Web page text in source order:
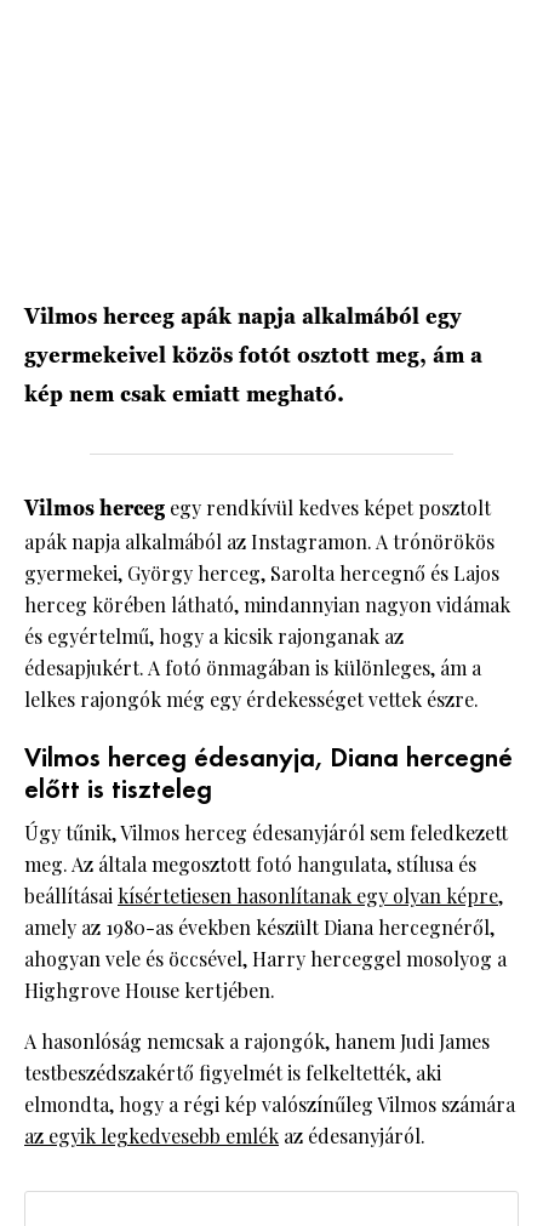
Vilmos herceg apák napja alkalmából egy
gyermekeivel közös fotót osztott meg, ám a
kép nem csak emiatt megható.
Vilmos herceg egy rendkívül kedves képet posztolt
apák napja alkalmából az Instagramon. A trónörökös
gyermekei, György herceg, Sarolta hercegnő és Lajos
herceg körében látható, mindannyian nagyon vidámak
és egyértelmű, hogy a kicsik rajonganak az
édesapjukért. A fotó önmagában is különleges, ám a
lelkes rajongók még egy érdekességet vettek észre.
Vilmos herceg édesanyja, Diana hercegné
előtt is tiszteleg
Úgy tűnik, Vilmos herceg édesanyjáról sem feledkezett
meg. Az általa megosztott fotó hangulata, stílusa és
beállításai kísértetiesen hasonlítanak egy olyan képre,
amely az 1980-as években készült Diana hercegnéről,
ahogyan vele és öccsével, Harry herceggel mosolyog a
Highgrove House kertjében.
A hasonlóság nemcsak a rajongók, hanem Judi James
testbeszédszakértő figyelmét is felkeltették, aki
elmondta, hogy a régi kép valószínűleg Vilmos számára
az egyik legkedvesebb emlék az édesanyjáról.